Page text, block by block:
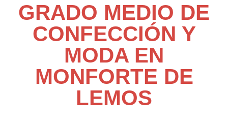
GRADO MEDIO DE
CONFECCIÓN Y
MODA EN
MONFORTE DE
LEMOS